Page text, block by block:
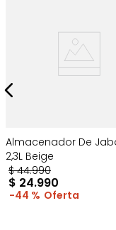
Almacenador De
2,3L Beige
$ 44.990
$ 24.990
44 %